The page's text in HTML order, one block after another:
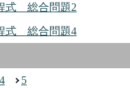
式 総合問題2
式 総合問題4
4 5